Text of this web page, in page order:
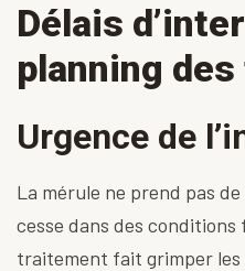
Délais
planning
Urgence de
La mérule ne prend pas
cesse dans des
traitement fait grimper